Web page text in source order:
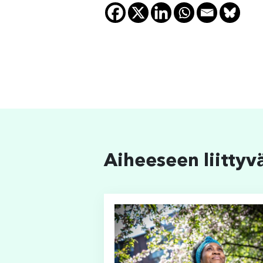
Aiheeseen